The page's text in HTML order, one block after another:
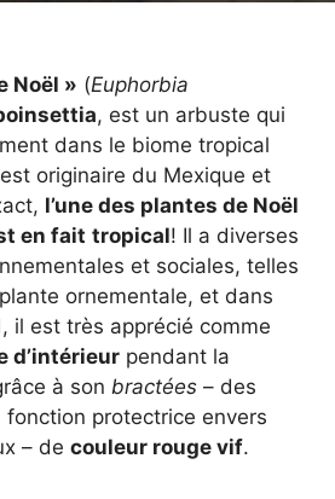
Noël » (Euphorbia
, est un arbuste qui
dans le biome tropical
originaire du Mexique et
l’une des plantes de Noël
en fait tropical! Il a diverses
et sociales, telles
ornementale, et dans
il est très apprécié comme
d’intérieur pendant la
à son bractées – des
protectrice envers
– de couleur rouge vif.